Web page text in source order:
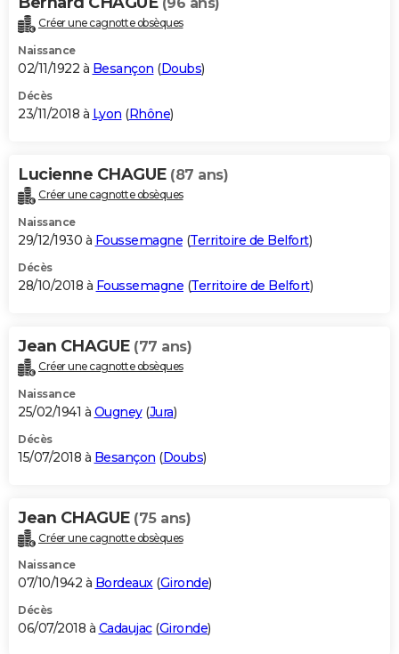
Créer une cagnotte obsèques
Naissance
02/11/1922 à Besançon (Doubs)
Décès
23/11/2018 à Lyon (Rhône)
Lucienne CHAGUE (87 ans)
Créer une cagnotte obsèques
Naissance
29/12/1930 à Foussemagne (Territoire de Belfort)
Décès
28/10/2018 à Foussemagne (Territoire de Belfort)
Jean CHAGUE (77 ans)
Créer une cagnotte obsèques
Naissance
25/02/1941 à Ougney(Jura)
Décès
15/07/2018 à Besançon (Doubs)
Jean CHAGUE (75 ans)
Créer une cagnotte obsèques
Naissance
07/10/1942 à Bordeaux(Gironde)
Décès
06/07/2018 à Cadaujac(Gironde)